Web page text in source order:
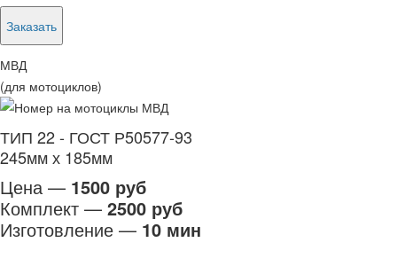
Заказать
МВД
(для мотоциклов)
ТИП 22 - ГОСТ Р50577-93
245мм х 185мм
Цена — 1500 руб
Комплект — 2500 руб
Изготовление — 10 мин